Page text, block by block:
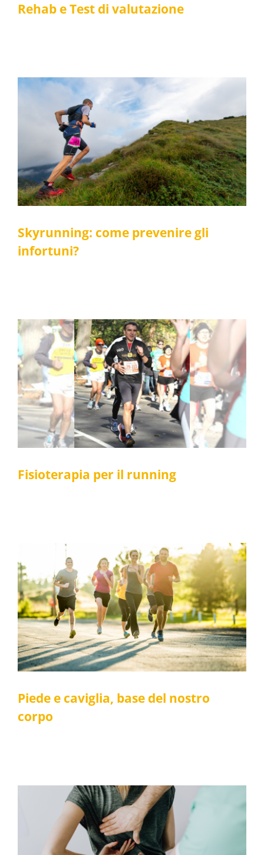
Rehab e Test di valutazione
Skyrunning: come prevenire gli infortuni?
Fisioterapia Medicina dello sport
Skyrunning: come prevenire gli
infortuni?
Fisioterapia per il running
Fisioterapia
Fisioterapia per il running
Piede e caviglia, base del nostro corpo
Fisioterapia Posturale
Piede e caviglia, base del nostro
corpo
Lombalgia, che tormento